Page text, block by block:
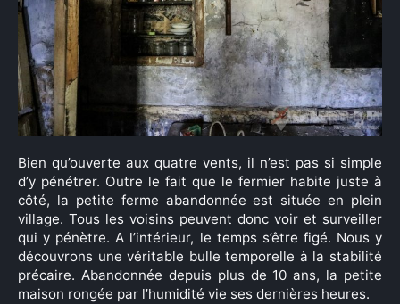
Bien qu’ouverte aux quatre vents, il n’est pas si simple
d’y pénétrer. Outre le fait que le fermier habite juste à
côté, la petite ferme abandonnée est située en plein
village. Tous les voisins peuvent donc voir et surveiller
qui y pénètre. A l’intérieur, le temps s’être figé. Nous y
découvrons une véritable bulle temporelle à la stabilité
précaire. Abandonnée depuis plus de 10 ans, la petite
maison rongée par l’humidité vie ses dernières heures.